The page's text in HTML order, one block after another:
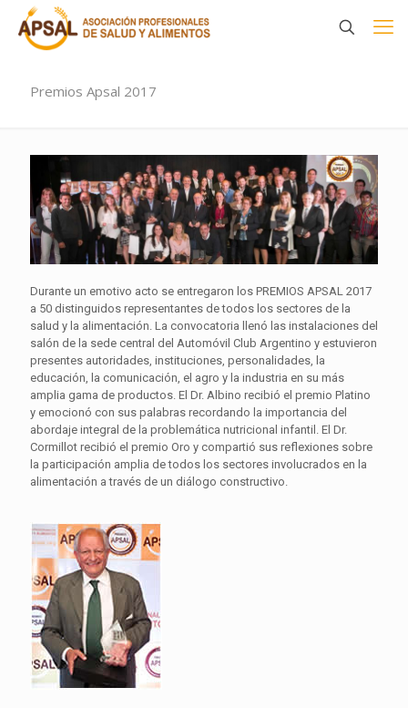
Premios Apsal 2017
Durante un emotivo acto se entregaron los PREMIOS APSAL 2017
a 50 distinguidos representantes de todos los sectores de la
salud y la alimentación. La convocatoria llenó las instalaciones del
salón de la sede central del Automóvil Club Argentino y estuvieron
presentes autoridades, instituciones, personalidades, la
educación, la comunicación, el agro y la industria en su más
amplia gama de productos. El Dr. Albino recibió el premio Platino
y emocionó con sus palabras recordando la importancia del
abordaje integral de la problemática nutricional infantil. El Dr.
Cormillot recibió el premio Oro y compartió sus reflexiones sobre
la participación amplia de todos los sectores involucrados en la
alimentación a través de un diálogo constructivo.